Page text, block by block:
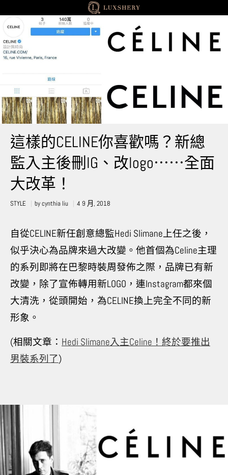
STYLE
這樣的CELINE你喜歡嗎？新總
監入主後刪IG、改logo⋯⋯全面
大改革！
STYLE bycynthia liu 4 9 月, 2018
自從CELINE新任創意總監Hedi Slimane上任之後，
似乎決心為品牌來過大改變。他首個為Celine主理
的系列即將在巴黎時裝周發佈之際，品牌已有新
改變，除了宣佈轉用新LOGO ，連Instagram都來個
大清洗，從頭開始，為CELINE換上完全不同的新
形象。
(相關文章： Hedi Slimane入主Celine！終於要推出
男裝系列了)